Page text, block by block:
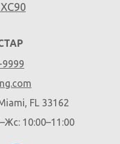
9999
FL 33162
10:00–11:00